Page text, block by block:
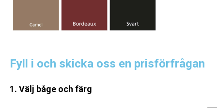
Fyll i och skicka oss en prisförfrågan
1. Välj båge och färg